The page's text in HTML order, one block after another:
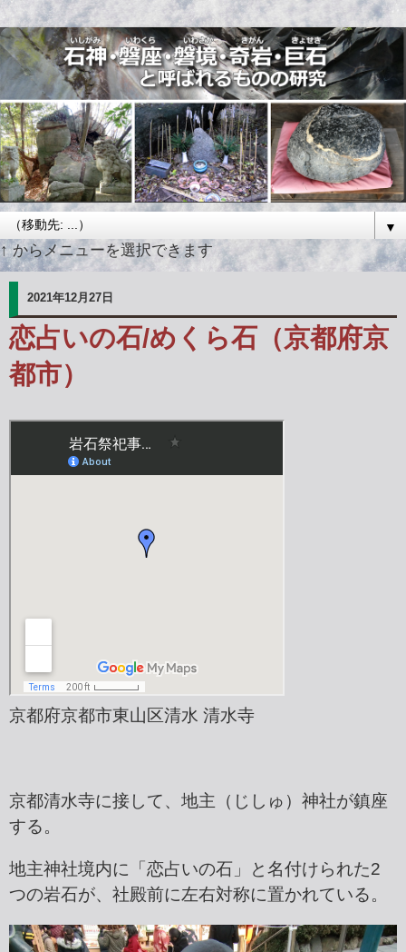
▼
↑ からメニューを選択できます
2021年12月27日
恋占いの石/めくら石（京都府京
都市）
京都府京都市東山区清水 清水寺
京都清水寺に接して、地主（じしゅ）神社が鎮座
する。
地主神社境内に「恋占いの石」と名付けられた2
つの岩石が、社殿前に左右対称に置かれている。